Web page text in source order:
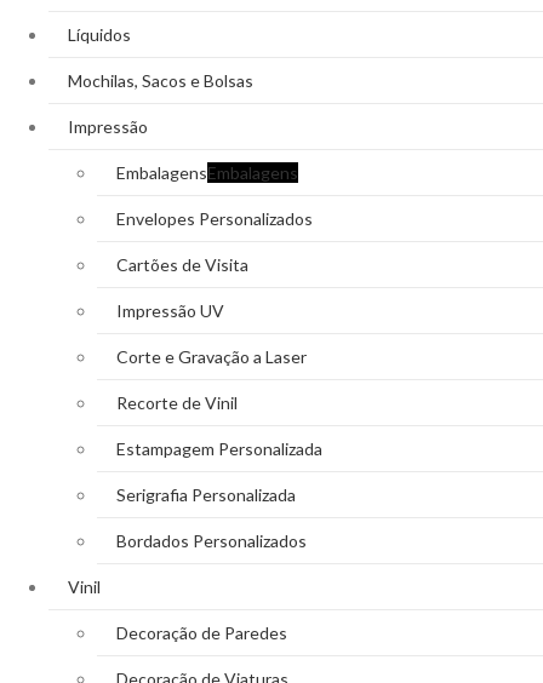
Líquidos
Mochilas, Sacos e Bolsas
Impressão
EmbalagensEmbalagens
Envelopes Personalizados
Cartões de Visita
Impressão UV
Corte e Gravação a Laser
Recorte de Vinil
Estampagem Personalizada
Serigrafia Personalizada
Bordados Personalizados
Vinil
Decoração de Paredes
Decoração de Viaturas